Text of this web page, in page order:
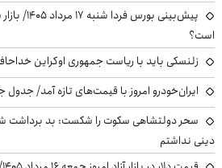
پیش‌بینی
است؟
زلنسکی باید با ریاست جمهوری اوکراین
ایران‌خودرو امروز با قیمت‌های تازه آمد/ جدول جمعه ۱۶
سحر دولتشاهی سکوت را شکست: بد برداشت
دینی نداشتم